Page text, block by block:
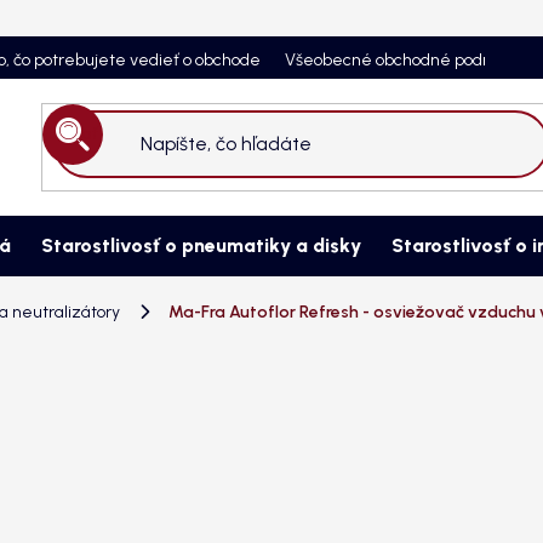
čo potrebujete vedieť o obchode Všeobecné obchodné podmienky
Hľadať
Starostlivosť o pneumatiky a disky Starostlivosť o
neutralizátory Ma-Fra Autoflor Refresh - osviežovač vzduchu